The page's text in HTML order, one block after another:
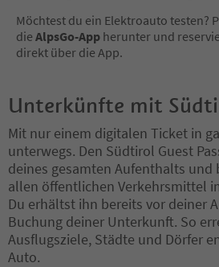
Möchtest du ein Elektroauto testen?
die AlpsGo-App herunter und
direkt über die App.
Unterkünfte mit
Mit nur einem digitalen Ticket in
unterwegs. Den Südtirol Guest
deines gesamten Aufenthalts und
allen öffentlichen Verkehrsmittel
Du erhältst ihn bereits vor deiner
Buchung deiner Unterkunft. So
Ausflugsziele, Städte und Dörfer
Auto.